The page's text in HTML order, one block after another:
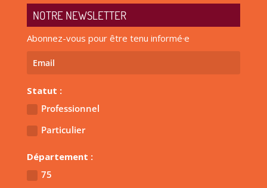
NOTRE NEWSLETTER
Abonnez-vous pour être tenu informé·e
Statut :
Professionnel
Particulier
Département :
75